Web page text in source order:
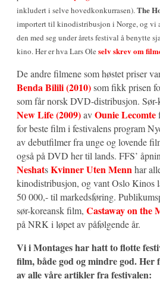
inkludert i selve hovedkonkurrasen).The
importert til kinodistribusjon i Norge, og vi
den med seg under årets festival å benytte
kino. Her er hva Lars Ole selv skrev om
De andre filmene som høstet priser
Benda Bilili (2010)som fikk prisen
som får norsk DVD-distribusjon. Sør-
New Life (2009)avOunie Lecomte
for beste film i festivalens program
av debutfilmer fra unge og lovende
også på DVD her til lands. FFS’
NeshatsKvinner Uten Mennhar
kinodistribusjon, og vant Oslo Kinos
50 000,- til markedsføring.
sør-koreansk film, Castaway on the
på NRK i løpet av påfølgende år.
Vi i Montages har hatt to flotte
film, både god og mindre god. Her
av alle våre artikler fra festivalen: